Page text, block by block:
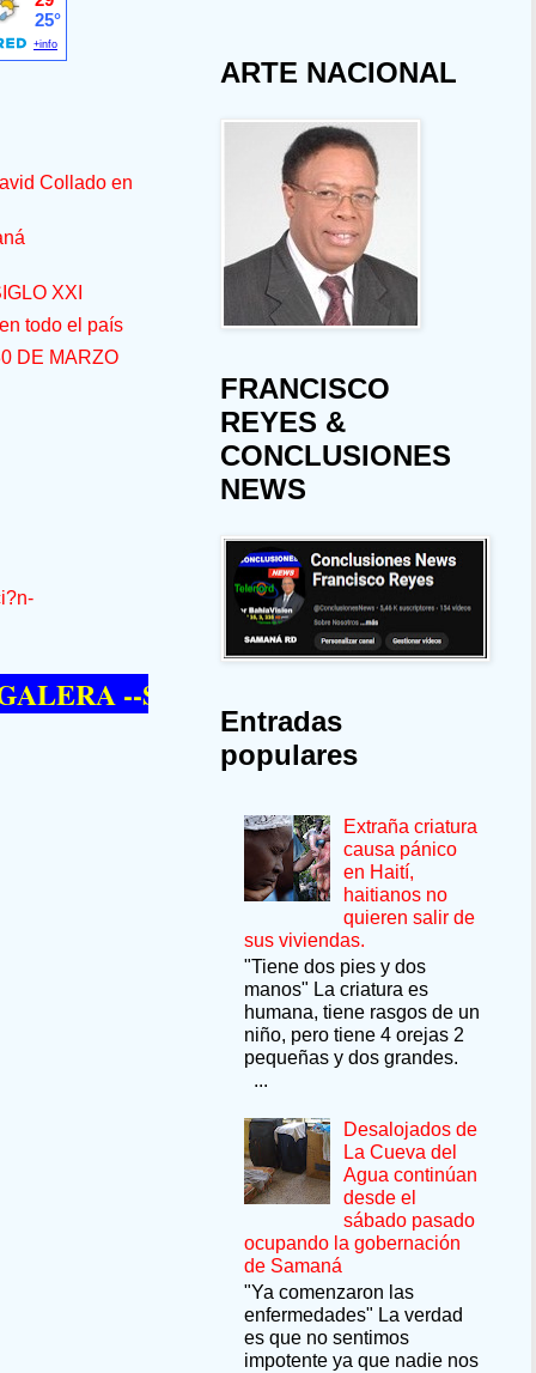
Collado en
XXI
todo el país
DE MARZO
SÍ QUIERE PASAR UN
ARTE NACIONAL
FRANCISCO
REYES &
CONCLUSIONES
NEWS
Entradas
populares
Extraña criatura
causa pánico
en Haití,
haitianos no
quieren salir de
sus viviendas.
"Tiene dos pies y dos
manos" La criatura es
humana, tiene rasgos de un
niño, pero tiene 4 orejas 2
pequeñas y dos grandes.
...
Desalojados de
La Cueva del
Agua continúan
desde el
sábado pasado
ocupando la gobernación
de Samaná
"Ya comenzaron las
enfermedades" La verdad
es que no sentimos
impotente ya que nadie nos